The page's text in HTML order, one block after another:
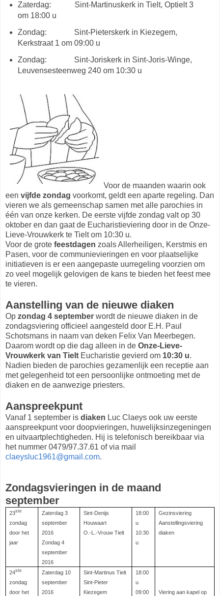
Zaterdag: Sint-Martinuskerk in Tielt, Optielt 3
om 18:00 u
Zondag: Sint-Pieterskerk in Kiezegem,
Kerkstraat 1 om 09:00 u
Zondag: Sint-Joriskerk in Sint-Joris-Winge,
Leuvensesteenweg 240 om 10:30 u
Voor de maanden waarin ook
een vijfde zondag voorkomt, geldt een aparte regeling. Dan
vieren we als gemeenschap samen met alle parochies in
één van onze kerken. De eerste vijfde zondag valt op 30
oktober en dan gaat de Eucharistieviering door in de Onze-
Lieve-Vrouwkerk te Tielt om 10:30 u.
Voor de grote feestdagen zoals Allerheiligen, Kerstmis en
Pasen, voor de communievieringen en voor plaatselijke
initiatieven is er een aangepaste uurregeling voorzien om
zo veel mogelijk gelovigen de kans te bieden het feest mee
te vieren.
Aanstelling van de nieuwe diaken
Op zondag 4 september wordt de nieuwe diaken in de
zondagsviering officieel aangesteld door E.H. Paul
Schotsmans in naam van deken Felix Van Meerbegen.
Daarom wordt op die dag alleen in de Onze-Lieve-
Vrouwkerk van Tielt Eucharistie gevierd om 10:30 u.
Nadien bieden de parochies gezamenlijk een receptie aan
met gelegenheid tot een persoonlijke ontmoeting met de
diaken en de aanwezige priesters.
Aanspreekpunt
Vanaf 1 september is diaken Luc Claeys ook uw eerste
aanspreekpunt voor doopvieringen, huwelijksinzegeningen
en uitvaartplechtigheden. Hij is telefonisch bereikbaar via
het nummer 0479/97.37.61 of via mail
claeysluc1961@gmail.com.
Zondagsvieringen in de maand
september
23ste
zondag
door het
jaar
Zaterdag 3
september
2016
Zondag 4
september
2016
Sint-Denijs
Houwaart
O.-L.-Vrouw Tielt
18:00
u
10:30
u
Gezinsviering
Aanstellingsviering
diaken
24ste
zondag
door het
Zaterdag 10
september
2016
Sint-Martinus Tielt
Sint-Pieter
Kiezegem
18:00
u
09:00
Viering aan kapel op